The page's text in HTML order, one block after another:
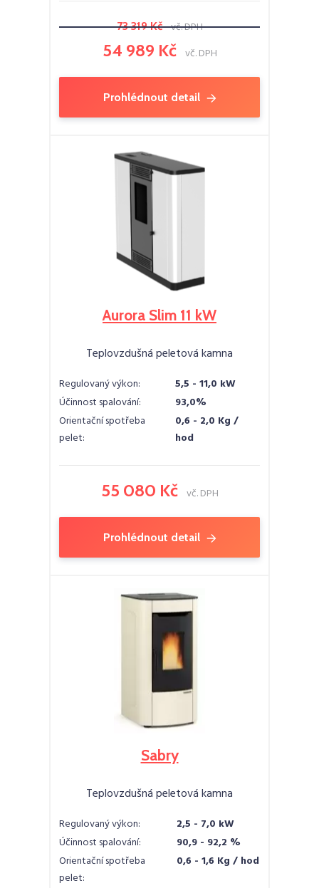
73 319 Kč vč. DPH
54 989 Kč vč. DPH
Prohlédnout detail
Aurora Slim 11 kW
Teplovzdušná peletová kamna
Regulovaný výkon:
5,5 - 11,0 kW
Účinnost spalování:
93,0%
Orientační spotřeba
pelet:
0,6 - 2,0 Kg /
hod
55 080 Kč vč. DPH
Prohlédnout detail
Sabry
Teplovzdušná peletová kamna
Regulovaný výkon:
2,5 - 7,0 kW
Účinnost spalování:
90,9 - 92,2 %
Orientační spotřeba
pelet:
0,6 - 1,6 Kg / hod